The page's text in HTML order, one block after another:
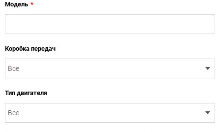
Модель *
Коробка передач
Тип двигателя